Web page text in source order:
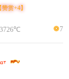
【赞赏+4】
3726℃ 7